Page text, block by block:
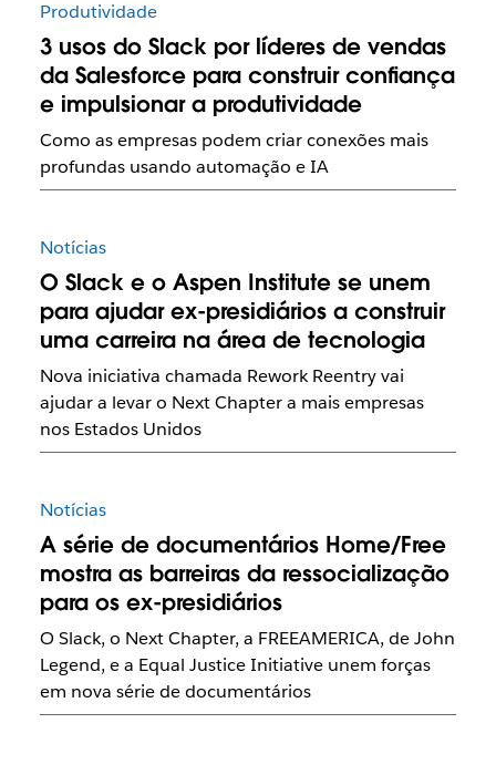
Produtividade
3 usos do Slack por líderes de vendas
da Salesforce para construir confiança
e impulsionar a produtividade
Como as empresas podem criar conexões mais
profundas usando automação e IA
Notícias
O Slack e o Aspen Institute se unem
para ajudar ex-presidiários a construir
uma carreira na área de tecnologia
Nova iniciativa chamada Rework Reentry vai
ajudar a levar o Next Chapter a mais empresas
nos Estados Unidos
Notícias
A série de documentários Home/Free
mostra as barreiras da ressocialização
para os ex-presidiários
O Slack, o Next Chapter, a FREEAMERICA, de John
Legend, e a Equal Justice Initiative unem forças
em nova série de documentários